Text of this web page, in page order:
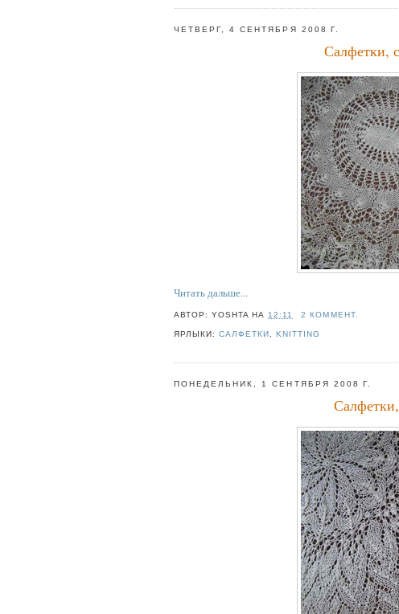
ЧЕТВЕРГ, 4 СЕНТЯБРЯ 2008 Г.
Салфетки,
Читать дальше...
АВТОР:YOSHTA НА 12:11 2 КОММЕНТ.
ЯРЛЫКИ:САЛФЕТКИ ,KNITTING
ПОНЕДЕЛЬНИК, 1 СЕНТЯБРЯ 2008 Г.